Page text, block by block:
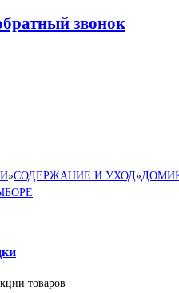
звонок
»СОДЕРЖАНИЕ И УХОД»
товаров